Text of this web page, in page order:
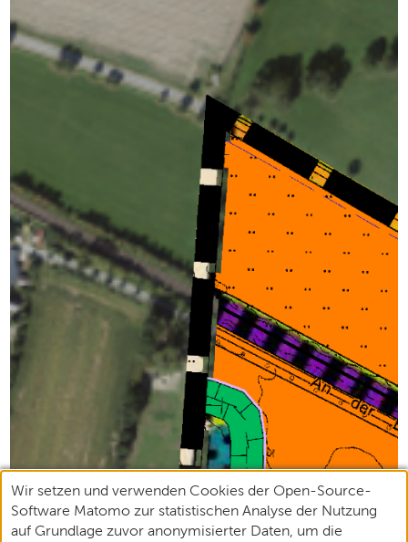
Wir setzen und verwenden Cookies der Open-Source-
Software Matomo zur statistischen Analyse der Nutzung
auf Grundlage zuvor anonymisierter Daten, um die